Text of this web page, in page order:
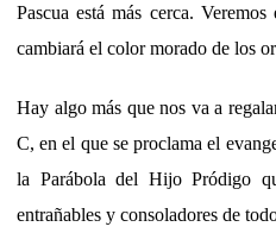
Pascua está más cerca.
cambiará el color morado de los
Hay algo más que nos va a
C, en el que se proclama el
la Parábola del Hijo Pródigo
entrañables y consoladores de